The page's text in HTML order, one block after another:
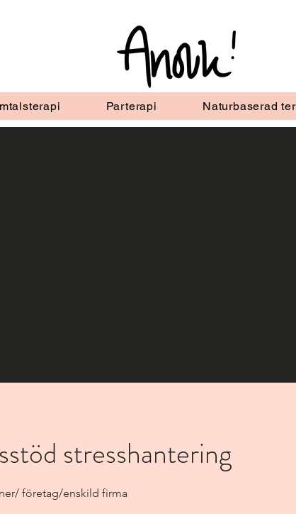
Parterapi Naturbaserad
stresshantering
företag/enskild firma